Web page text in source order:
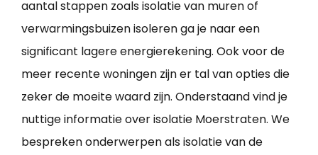
aantal stappen zoals isolatie van muren of
verwarmingsbuizen isoleren ga je naar een
significant lagere energierekening. Ook voor de
meer recente woningen zijn er tal van opties die
zeker de moeite waard zijn. Onderstaand vind je
nuttige informatie over isolatie Moerstraten. We
bespreken onderwerpen als isolatie van de